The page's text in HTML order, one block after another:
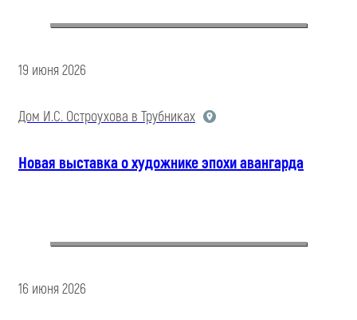
19 июня 2026
Дом И.С. Остроухова в Трубниках
Новая выставка о художнике эпохи авангарда
16 июня 2026